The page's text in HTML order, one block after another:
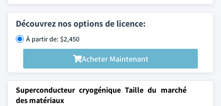
Découvrez nos options de licence:
À partir de: $2,450
Acheter Maintenant
Superconducteur cryogénique Taille du marché
des matériaux